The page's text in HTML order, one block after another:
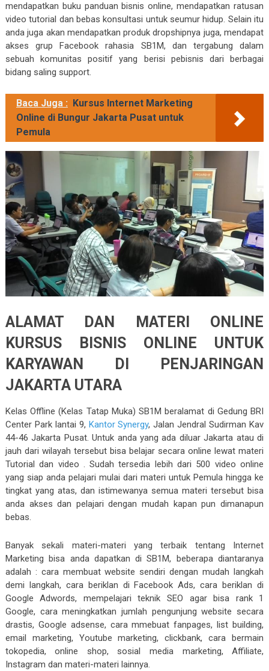
mendapatkan buku panduan bisnis online, mendapatkan ratusan
video tutorial dan bebas konsultasi untuk seumur hidup. Selain itu
anda juga akan mendapatkan produk dropshipnya juga, mendapat
akses grup Facebook rahasia SB1M, dan tergabung dalam
sebuah komunitas positif yang berisi pebisnis dari berbagai
bidang saling support.
Baca Juga : Kursus Internet Marketing
Online di Bungur Jakarta Pusat untuk
Pemula
ALAMAT DAN MATERI ONLINE
KURSUS BISNIS ONLINE UNTUK
KARYAWAN DI PENJARINGAN
JAKARTA UTARA
Kelas Offline (Kelas Tatap Muka) SB1M beralamat di Gedung BRI
Center Park lantai 9, Kantor Synergy, Jalan Jendral Sudirman Kav
44-46 Jakarta Pusat. Untuk anda yang ada diluar Jakarta atau di
jauh dari wilayah tersebut bisa belajar secara online lewat materi
Tutorial dan video . Sudah tersedia lebih dari 500 video online
yang siap anda pelajari mulai dari materi untuk Pemula hingga ke
tingkat yang atas, dan istimewanya semua materi tersebut bisa
anda akses dan pelajari dengan mudah kapan pun dimanapun
bebas.
Banyak sekali materi-materi yang terbaik tentang Internet
Marketing bisa anda dapatkan di SB1M, beberapa diantaranya
adalah : cara membuat website sendiri dengan mudah langkah
demi langkah, cara beriklan di Facebook Ads, cara beriklan di
Google Adwords, mempelajari teknik SEO agar bisa rank 1
Google, cara meningkatkan jumlah pengunjung website secara
drastis, Google adsense, cara mmebuat fanpages, list building,
email marketing, Youtube marketing, clickbank, cara bermain
tokopedia, online shop, sosial media marketing, Affiliate,
Instagram dan materi-materi lainnya.